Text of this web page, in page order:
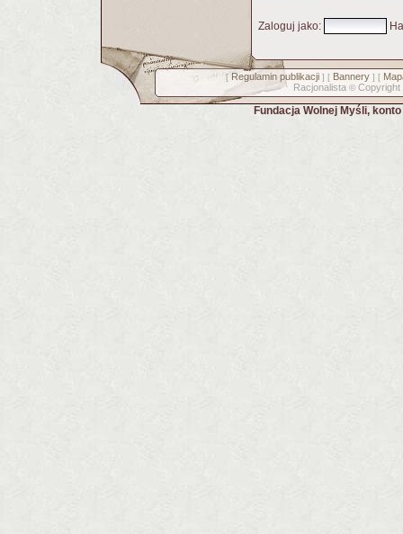
Zaloguj jako:
[ Regulamin publikacji] [ Bannery] [
Racjonalista © Copyright
Fundacja Wolnej Myśli,